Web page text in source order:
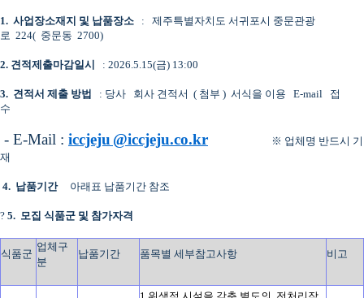
1. 사업장소재지 및 납품장소 :
제주특별자치도 서귀포시 중문관광
로 224( 중문동 2700)
2. 견적제출마감일시 : 2026.5.15(금) 13:00
3. 견적서 제출 방법 : 당사 회사 견적서 ( 첨부 ) 서식을 이용 E-mail
접
수
- E-Mail : iccjeju @iccjeju.co.kr
※ 업체명 반드시 기
재
4. 납품기간 아래표 납품기간 참조
? 5. 모집 식품군 및 참가자격
식품군
업체구
분
납품기간 품목별 세부참고사항 비고